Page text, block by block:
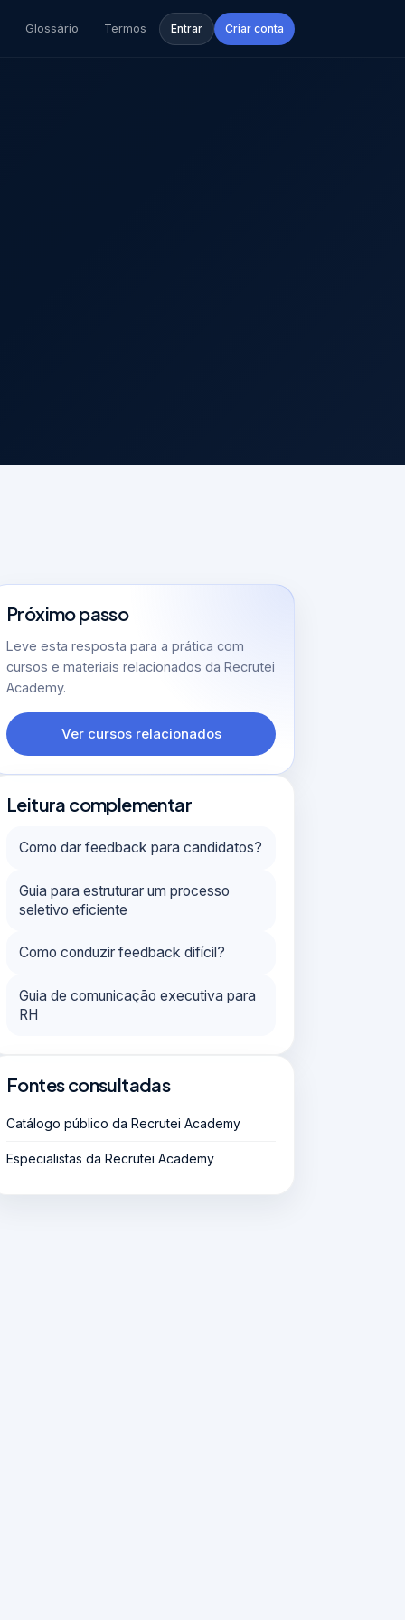
Glossário Termos Entrar Criar conta
Próximo passo
Leve esta resposta para a prática com
cursos e materiais relacionados da Recrutei
Academy.
Ver cursos relacionados
Leitura complementar
Como dar feedback para candidatos?
Guia para estruturar um processo
seletivo eficiente
Como conduzir feedback difícil?
Guia de comunicação executiva para
RH
Fontes consultadas
Catálogo público da Recrutei Academy
Especialistas da Recrutei Academy